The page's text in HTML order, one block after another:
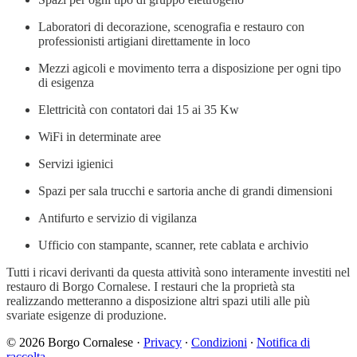
Laboratori di decorazione, scenografia e restauro con
professionisti artigiani direttamente in loco
Mezzi agicoli e movimento terra a disposizione per ogni tipo
di esigenza
Elettricità con contatori dai 15 ai 35 Kw
WiFi in determinate aree
Servizi igienici
Spazi per sala trucchi e sartoria anche di grandi dimensioni
Antifurto e servizio di vigilanza
Ufficio con stampante, scanner, rete cablata e archivio
Tutti i ricavi derivanti da questa attività sono interamente investiti nel
restauro di Borgo Cornalese. I restauri che la proprietà sta
realizzando metteranno a disposizione altri spazi utili alle più
svariate esigenze di produzione.
© 2026 Borgo Cornalese · Privacy ∙ Condizioni ∙ Notifica di